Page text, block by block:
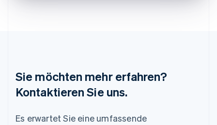
Sie möchten mehr erfahren?
Kontaktieren Sie uns.
Es erwartet Sie eine umfassende
English
Mexiko
EspañolEnglish
English